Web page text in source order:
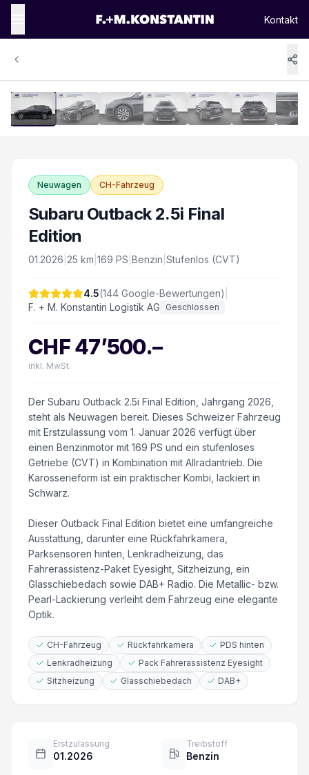
Kontakt
Neuwagen CH-Fahrzeug
Subaru Outback 2.5i Final
Edition
01.2026 25 km 169 PS Benzin Stufenlos (CVT)
4.5(144 Google-Bewertungen)
F. + M. Konstantin Logistik AG
Geschlossen
CHF47’500.–
inkl. MwSt.
Der Subaru Outback 2.5i Final Edition, Jahrgang 2026,
steht als Neuwagen bereit. Dieses Schweizer Fahrzeug
mit Erstzulassung vom 1. Januar 2026 verfügt über
einen Benzinmotor mit 169 PS und ein stufenloses
Getriebe (CVT) in Kombination mit Allradantrieb. Die
Karosserieform ist ein praktischer Kombi, lackiert in
Schwarz.
Dieser Outback Final Edition bietet eine umfangreiche
Ausstattung, darunter eine Rückfahrkamera,
Parksensoren hinten, Lenkradheizung, das
Fahrerassistenz-Paket Eyesight, Sitzheizung, ein
Glasschiebedach sowie DAB+ Radio. Die Metallic- bzw.
Pearl-Lackierung verleiht dem Fahrzeug eine elegante
Optik.
CH-Fahrzeug Rückfahrkamera
PDS hinten
Lenkradheizung
Pack Fahrerassistenz Eyesight
Sitzheizung
Glasschiebedach DAB+
Erstzulassung
01.2026
Treibstoff
Benzin